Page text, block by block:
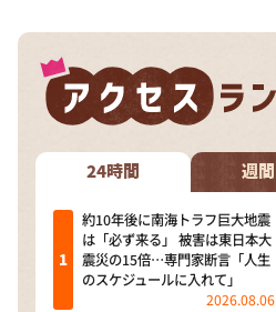
24時間 週間
約10年後に南海トラフ巨大地震
は「必ず来る」 被害は東日本大
震災の15倍…専門家断言「人生
のスケジュールに入れて」
2026.08.06